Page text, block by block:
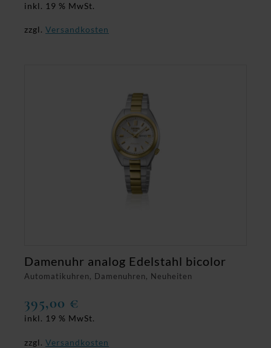
inkl. 19 % MwSt.
zzgl. Versandkosten
Automatikuhren, Damenuhren, Neuheiten
Damenuhr analog Edelstahl bicolor
395,00 €
inkl. 19 % MwSt.
zzgl. Versandkosten